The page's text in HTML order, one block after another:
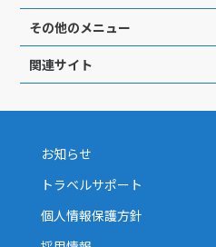
その他のメニュー
関連サイト
お知らせ
トラベルサポート
個人情報保護方針